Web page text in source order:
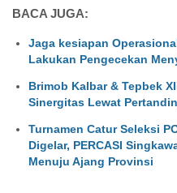
BACA JUGA:
Jaga kesiapan
Lakukan Pengecekan
Brimob Kalbar & Tepbek
Sinergitas Lewat
Turnamen Catur Seleksi
Digelar, PERCASI
Menuju Ajang Provinsi